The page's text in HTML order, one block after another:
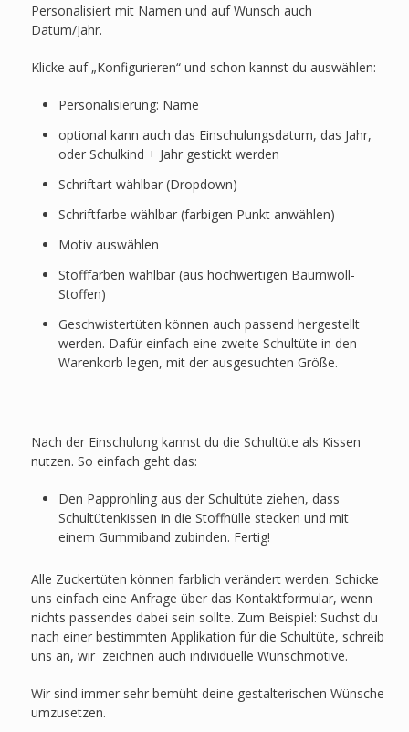
Personalisiert mit Namen und auf Wunsch auch
Datum/Jahr.
Klicke auf „Konfigurieren“ und schon kannst du auswählen:
Personalisierung: Name
optional kann auch das Einschulungsdatum, das Jahr,
oder Schulkind + Jahr gestickt werden
Schriftart wählbar (Dropdown)
Schriftfarbe wählbar (farbigen Punkt anwählen)
Motiv auswählen
Stofffarben wählbar (aus hochwertigen Baumwoll-
Stoffen)
Geschwistertüten können auch passend hergestellt
werden. Dafür einfach eine zweite Schultüte in den
Warenkorb legen, mit der ausgesuchten Größe.
Nach der Einschulung kannst du die Schultüte als Kissen
nutzen. So einfach geht das:
Den Papprohling aus der Schultüte ziehen, dass
Schultütenkissen in die Stoffhülle stecken und mit
einem Gummiband zubinden. Fertig!
Alle Zuckertüten können farblich verändert werden. Schicke
uns einfach eine Anfrage über das Kontaktformular, wenn
nichts passendes dabei sein sollte. Zum Beispiel: Suchst du
nach einer bestimmten Applikation für die Schultüte, schreib
uns an, wir zeichnen auch individuelle Wunschmotive.
Wir sind immer sehr bemüht deine gestalterischen Wünsche
umzusetzen.